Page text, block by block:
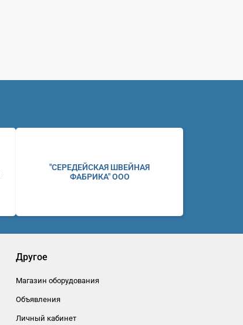
"СЕРЕДЕЙСКАЯ ШВЕЙНАЯ
ФАБРИКА" ООО
Другое
Магазин оборудования
Объявления
Личный кабинет